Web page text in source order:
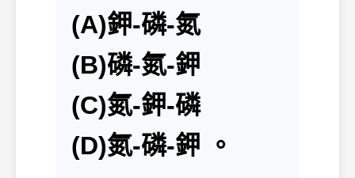
(A)鉀-磷-氮
(B)磷-氮-鉀
(C)氮-鉀-磷
(D)氮-磷-鉀 。